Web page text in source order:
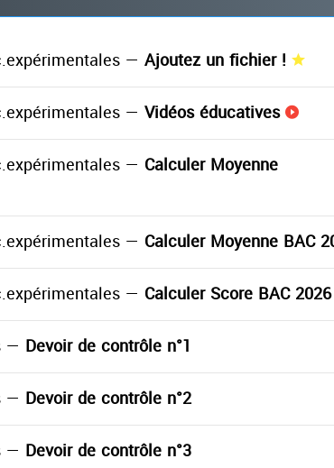
— Ajoutez un fichier !
— Vidéos éducatives
— Calculer Moyenne
— Calculer Moyenne BAC
— Calculer Score BAC 2026
— Devoir de contrôle n°1
— Devoir de contrôle n°2
— Devoir de contrôle n°3